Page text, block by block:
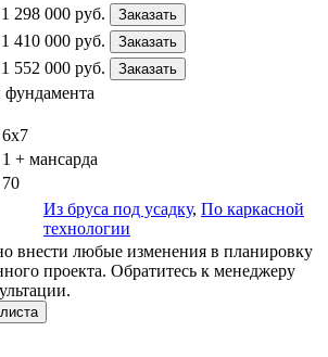
1 298 000 руб. Заказать
1 410 000 руб. Заказать
1 552 000 руб. Заказать
фундамента
6х7
1 + мансарда
70
Из бруса под усадку, По каркасной
технологии
внести любые изменения в планировку
проекта. Обратитесь к менеджеру